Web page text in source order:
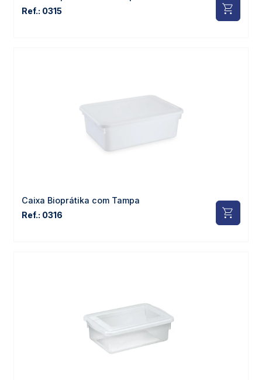
Ref.: 0315
Caixa Bioprátika com Tampa
Ref.: 0316